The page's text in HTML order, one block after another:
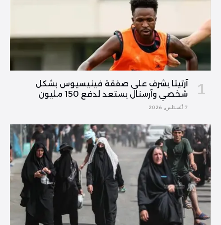
آرتيتا يشرف على صفقة فينيسيوس بشكل
شخصي وآرسنال يستعد لدفع 150 مليون
7 أغسطس, 2026